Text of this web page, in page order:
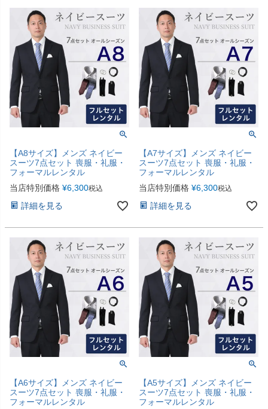
【A8サイズ】メンズ ネイビー
スーツ7点セット 喪服・礼服・
フォーマルレンタル
当店特別価格 ¥6,300税込
詳細を見る
【A7サイズ】メンズ ネイビー
スーツ7点セット 喪服・礼服・
フォーマルレンタル
当店特別価格 ¥6,300税込
詳細を見る
【A6サイズ】メンズ ネイビー
スーツ7点セット 喪服・礼服・
フォーマルレンタル
【A5サイズ】メンズ ネイビー
スーツ7点セット 喪服・礼服・
フォーマルレンタル